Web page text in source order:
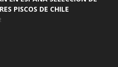
PISCOS DE CHILE